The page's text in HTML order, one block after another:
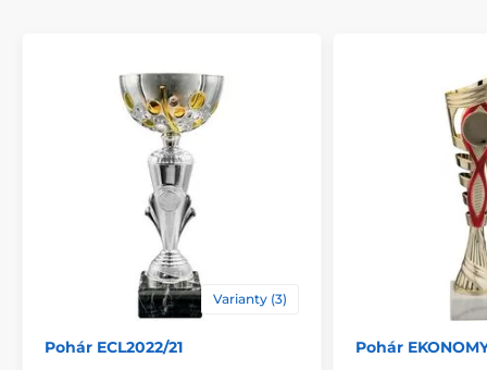
Typ ocenenia
Spôsob personalizácie
Varianty (3)
Pohár ECL2022/21
Pohár